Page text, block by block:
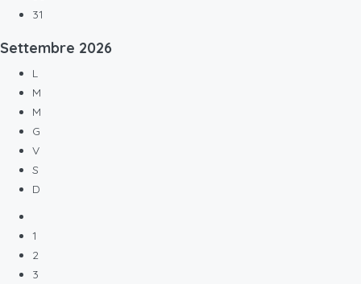
31
Settembre 2026
L
M
M
G
V
S
D
1
2
3